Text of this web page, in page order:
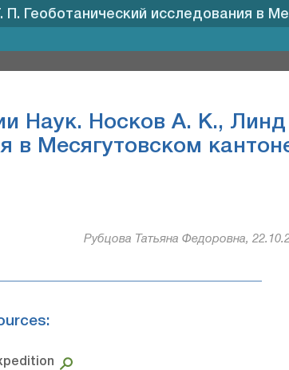
исследования в
Наук. Носков А. К., Линд
в Месягутовском
Рубцова Татьяна Федоровна,